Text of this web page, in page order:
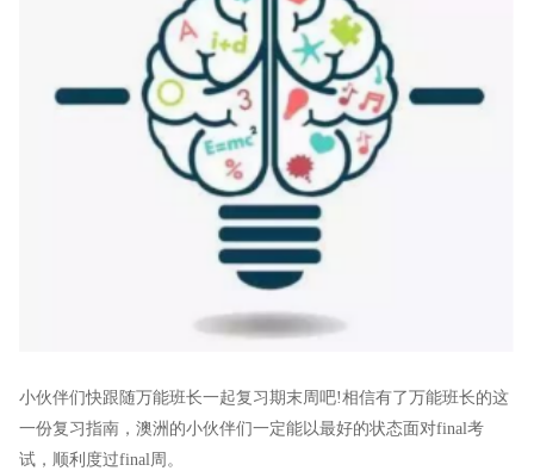
小伙伴们快跟随万能班长一起复习期末周吧!相信有了万能班长的这
一份复习指南，澳洲的小伙伴们一定能以最好的状态面对final考
试，顺利度过final周。